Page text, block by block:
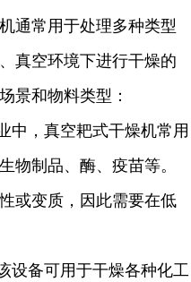
通常用于处理多种类型
真空环境下进行干燥的
景和物料类型：
中，真空耙式干燥机常用
物制品、酶、疫苗等。
或变质，因此需要在低
设备可用于干燥各种化工